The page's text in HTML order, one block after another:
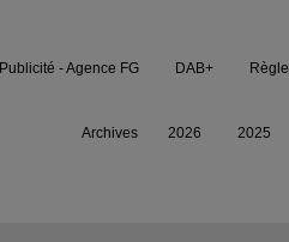
Publicité - Agence FG DAB+
Archives 2026 2025